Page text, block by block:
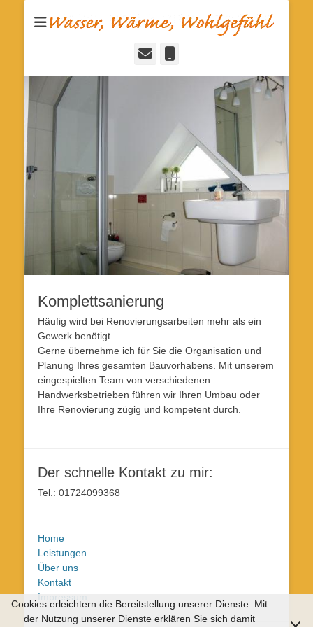
Nils Essig
Installateur- und Heizungsbaumeister
E-
Komplettsanierung
Häufig wird bei Renovierungsarbeiten mehr als ein
Gewerk benötigt.
Gerne übernehme ich für Sie die Organisation und
Planung Ihres gesamten Bauvorhabens. Mit unserem
eingespielten Team von verschiedenen
Handwerksbetrieben führen wir Ihren Umbau oder
Ihre Renovierung zügig und kompetent durch.
Der schnelle Kontakt zu mir:
Tel.: 01724099368
Home
Leistungen
Über uns
Kontakt
Impressum
Cookies erleichtern die Bereitstellung unserer Dienste. Mit
der Nutzung unserer Dienste erklären Sie sich damit